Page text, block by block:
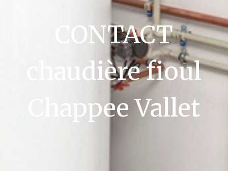
CONTACT
chaudière fioul
Chappee Vallet